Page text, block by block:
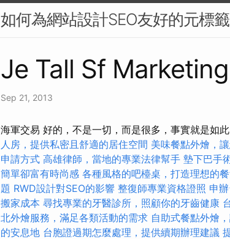
如何為網站設計SEO友好的元標
Je Tall Sf
Sep 21, 2013
海軍交易 好的，不是一切，而是很多，事實就是如此
人房，提供私密且舒適的居住空間 美味餐點外燴，
申請方式 高雄律師，當地的專業法律幫手 墊下巴手
簡單卻富有時尚感 各種風格的吧檯桌，打造理想的
題 RWD設計對SEO的影響 整復師專業資格證照 申
搬家成本 尋找專業的牙醫診所，照顧你的牙齒健康
北外燴服務，滿足各類活動的需求 自助式餐點外燴
的安息地 台胞證過期怎麼處理，提供續期辦理建議